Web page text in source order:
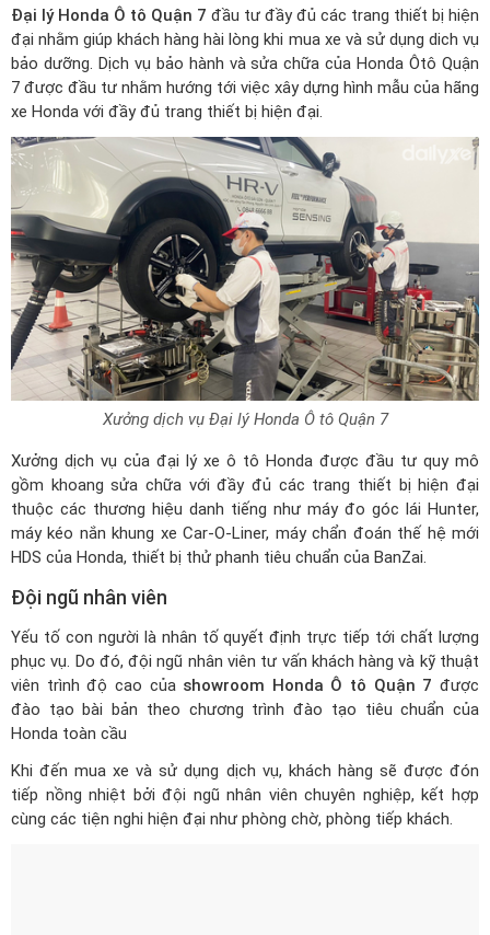
Đại lý Honda Ô tô Quận 7 đầu tư đầy đủ các trang thiết bị hiện
đại nhằm giúp khách hàng hài lòng khi mua xe và sử dụng dich vụ
bảo dưỡng. Dịch vụ bảo hành và sửa chữa của Honda Ôtô Quận
7 được đầu tư nhằm hướng tới việc xây dựng hình mẫu của hãng
xe Honda với đầy đủ trang thiết bị hiện đại.
Xưởng dịch vụ Đại lý Honda Ô tô Quận 7
Xưởng dịch vụ của đại lý xe ô tô Honda được đầu tư quy mô
gồm khoang sửa chữa với đầy đủ các trang thiết bị hiện đại
thuộc các thương hiệu danh tiếng như máy đo góc lái Hunter,
máy kéo nắn khung xe Car-O-Liner, máy chẩn đoán thế hệ mới
HDS của Honda, thiết bị thử phanh tiêu chuẩn của BanZai.
Đội ngũ nhân viên
Yếu tố con người là nhân tố quyết định trực tiếp tới chất lượng
phục vụ. Do đó, đội ngũ nhân viên tư vấn khách hàng và kỹ thuật
viên trình độ cao của showroom Honda Ô tô Quận 7 được
đào tạo bài bản theo chương trình đào tạo tiêu chuẩn của
Honda toàn cầu
Khi đến mua xe và sử dụng dịch vụ, khách hàng sẽ được đón
tiếp nồng nhiệt bởi đội ngũ nhân viên chuyên nghiệp, kết hợp
cùng các tiện nghi hiện đại như phòng chờ, phòng tiếp khách.